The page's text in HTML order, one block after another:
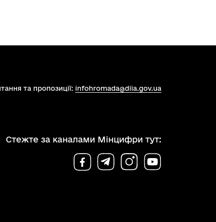
та пропозиції: infohromada@diia.gov.ua
Стежте за каналами Мінцифри тут: